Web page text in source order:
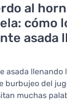
al
cómo
asada
asada
burbujeo del
muchas